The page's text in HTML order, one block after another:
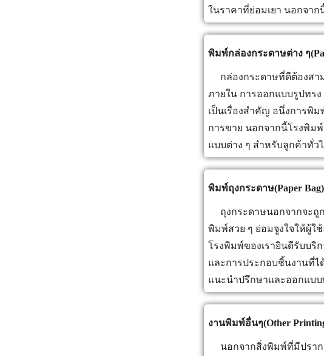
ในราคาที่ย่อมเยา นอกจา
พิมพ์กล่องกระดาษต่าง ๆ
กล่องกระดาษที่ดีต้องสา
ภายใน การออกแบบรูปทร
เป็นเรื่องสำคัญ อนึ่งการพิ
การขาย นอกจากนี้โรงพิม
แบบต่าง ๆ สำหรับลูกค้าทั่ว
พิมพ์ถุงกระดาษ(Paper Bag)
ถุงกระดาษนอกจากจะถู
พิมพ์สวย ๆ ย่อมจูงใจให้ผู้
โรงพิมพ์ของเรายินดีรับบ
และการประกอบชิ้นงานที่
แนะนำปรึกษาและออกแบ
งานพิมพ์อื่นๆ(Other
นอกจากสิ่งพิมพ์ที่มีปราก